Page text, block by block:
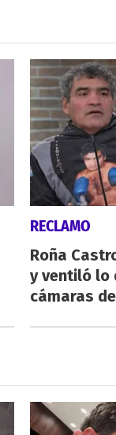
RECLAMO
Roña
y ventiló lo
cámaras